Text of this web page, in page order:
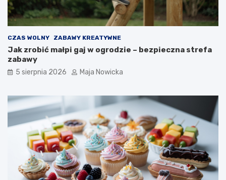
CZAS WOLNY ZABAWY KREATYWNE
Jak zrobić małpi gaj w ogrodzie – bezpieczna strefa
zabawy
5 sierpnia 2026 Maja Nowicka